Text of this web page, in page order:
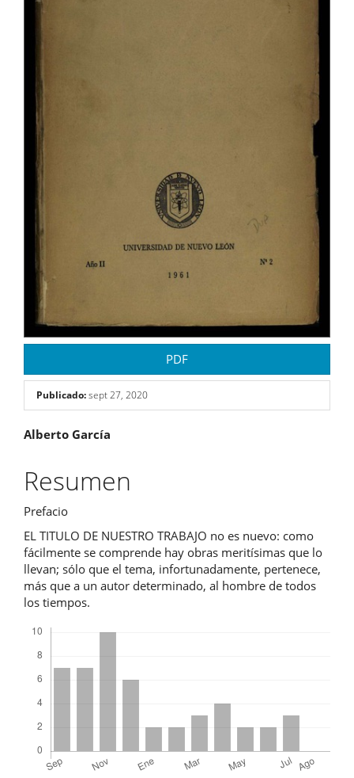
PDF
Publicado:sept 27, 2020
Contenido
principal
del
artículo
Alberto García
Resumen
Prefacio
EL TITULO DE NUESTRO TRABAJO no es nuevo: como
fácilmente se comprende hay obras meritísimas que lo
llevan; sólo que el tema, infortunadamente, pertenece,
más que a un autor determinado, al hombre de todos
los tiempos.